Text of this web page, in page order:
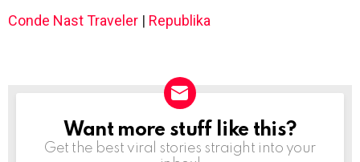
Conde Nast Traveler | Republika
NEWSLETTER
Want more stuff like this?
Get the best viral stories straight into your